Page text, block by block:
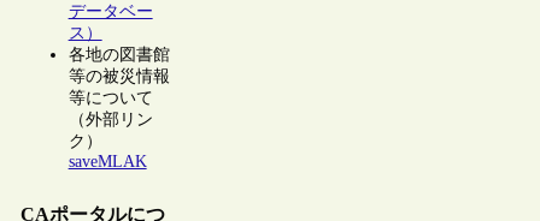
データベー
ス）
各地の図書館
等の被災情報
等について
（外部リン
ク）
saveMLAK
CAポータルにつ